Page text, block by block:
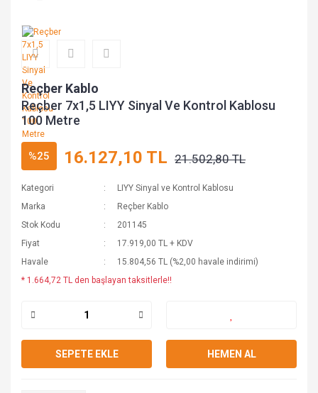
Reçber Kablo
Reçber 7x1,5 LIYY Sinyal Ve Kontrol Kablosu
100 Metre
%25 16.127,10 TL 21.502,80 TL
Kategori
LIYY Sinyal ve Kontrol Kablosu
Marka
Reçber Kablo
Stok Kodu
201145
Fiyat
17.919,00 TL + KDV
Havale
15.804,56 TL (%2,00 havale indirimi)
* 1.664,72 TL den başlayan taksitlerle!!
SEPETE EKLE HEMEN AL